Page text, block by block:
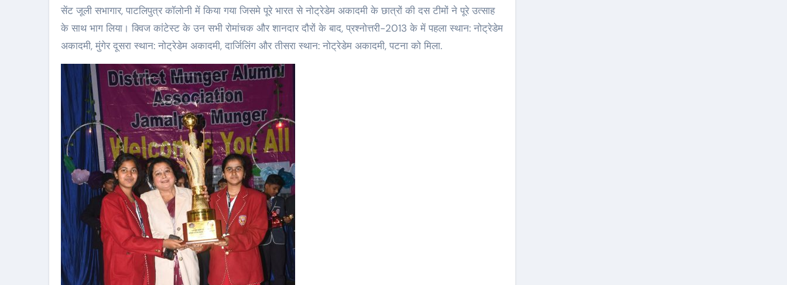
सेंट जूली सभागार, पाटलिपुत्र कॉलोनी में किया गया जिसमे पूरे भारत से नोट्रेडेम अकादमी के छात्रों की दस टीमों ने पूरे उत्साह
के साथ भाग लिया। क्विज कांटेस्ट के उन सभी रोमांचक और शानदार दौरों के बाद, प्रश्नोत्तरी-2013 के में पहला स्थान: नोट्रेडेम
अकादमी, मुंगेर दूसरा स्थान: नोट्रेडेम अकादमी, दार्जिलिंग और तीसरा स्थान: नोट्रेडेम अकादमी, पटना को मिला.